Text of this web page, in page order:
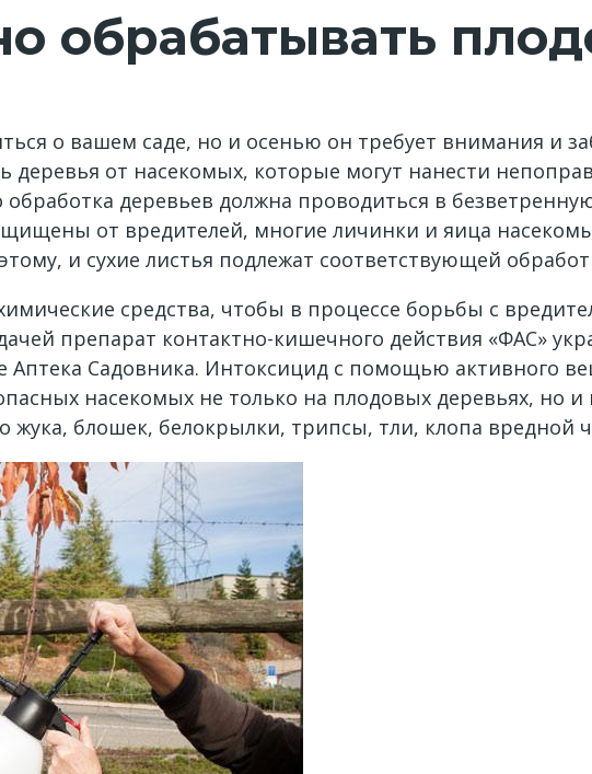
обрабатывать
о вашем саде, но и осенью он требует внимания и
деревья от насекомых, которые могут нанести
обработка деревьев должна проводиться в
от вредителей, многие личинки и яица
и сухие листья подлежат соответствующей
средства, чтобы в процессе борьбы с
препарат контактно-кишечного действия «ФАС»
Аптека Садовника. Интоксицид с помощью активного
насекомых не только на плодовых деревьях, но
жука, блошек, белокрылки, трипсы, тли, клопа вредной